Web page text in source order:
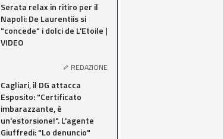
Serata relax in ritiro per il
Napoli: De Laurentiis si
"concede" i dolci de L'Etoile |
VIDEO
REDAZIONE
Cagliari, il DG attacca
Esposito: "Certificato
imbarazzante, è
un'estorsione!". L'agente
Giuffredi: "Lo denuncio"